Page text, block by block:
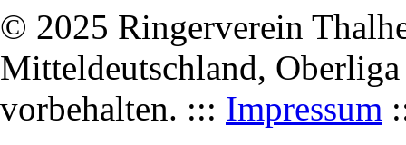
© 2025 Ringerverein
Mitteldeutschland,
vorbehalten. ::: Impressum